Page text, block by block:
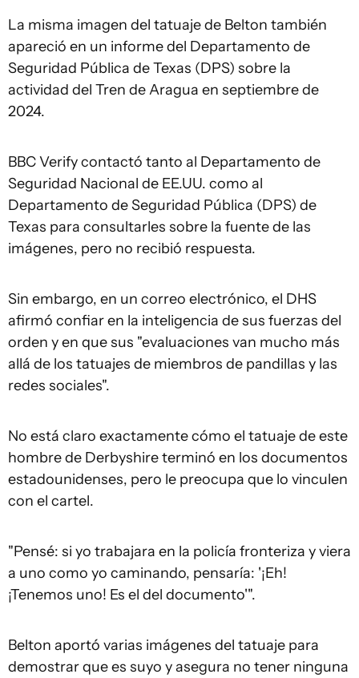
La misma imagen del tatuaje de Belton también
apareció en un informe del Departamento de
Seguridad Pública de Texas (DPS) sobre la
actividad del Tren de Aragua en septiembre de
2024.
BBC Verify contactó tanto al Departamento de
Seguridad Nacional de EE.UU. como al
Departamento de Seguridad Pública (DPS) de
Texas para consultarles sobre la fuente de las
imágenes, pero no recibió respuesta.
Sin embargo, en un correo electrónico, el DHS
afirmó confiar en la inteligencia de sus fuerzas del
orden y en que sus "evaluaciones van mucho más
allá de los tatuajes de miembros de pandillas y las
redes sociales".
No está claro exactamente cómo el tatuaje de este
hombre de Derbyshire terminó en los documentos
estadounidenses, pero le preocupa que lo vinculen
con el cartel.
"Pensé: si yo trabajara en la policía fronteriza y viera
a uno como yo caminando, pensaría: '¡Eh!
¡Tenemos uno! Es el del documento'".
Belton aportó varias imágenes del tatuaje para
demostrar que es suyo y asegura no tener ninguna